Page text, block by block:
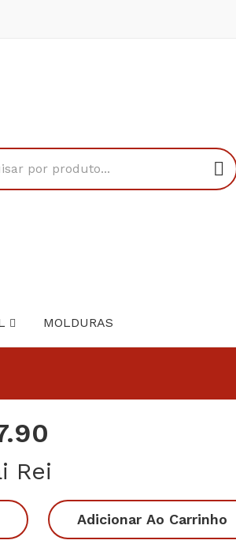
MOLDURAS
Rei
Adicionar Ao Carrinho